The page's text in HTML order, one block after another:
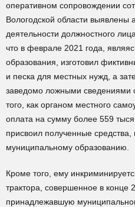
оперативном сопровождении
Вологодской области выявлены
деятельности должностного
что в феврале 2021 года,
образования, изготовил
и песка для местных нужд, а
заведомо ложными сведениями
того, как органом местного
оплата на сумму более 559
присвоил полученные
муниципальному образованию.
Кроме того, ему
трактора, совершенное в конце
принадлежавшую